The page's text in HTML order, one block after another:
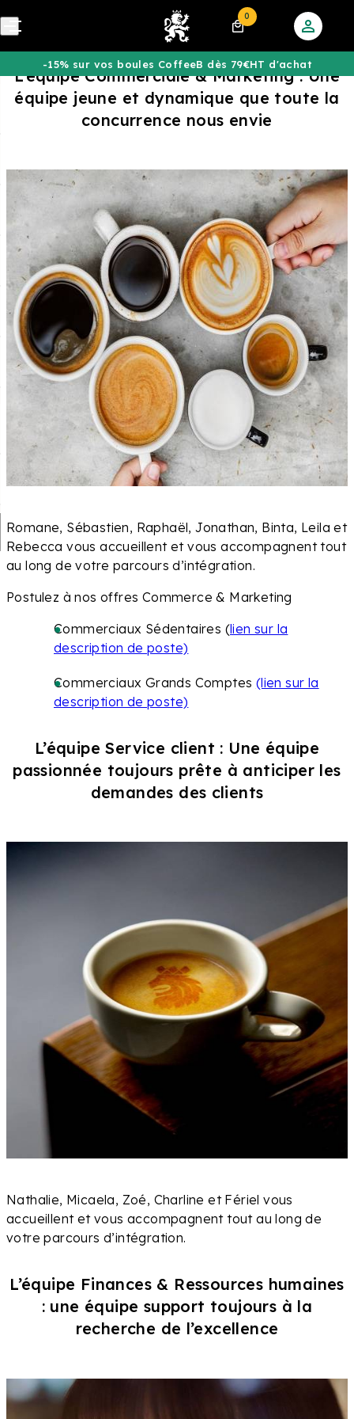
0
-15% sur vos boules CoffeeB dès 79€HT d'achat
L’équipe Commerciale & Marketing : Une
équipe jeune et dynamique que toute la
concurrence nous envie
Romane, Sébastien, Raphaël, Jonathan, Binta, Leila et
Rebecca vous accueillent et vous accompagnent tout
au long de votre parcours d’intégration.
Postulez à nos offres Commerce & Marketing
Commerciaux Sédentaires (lien sur la
description de poste)
Commerciaux Grands Comptes (lien sur la
description de poste)
L’équipe Service client : Une équipe
passionnée toujours prête à anticiper les
demandes des clients
Nathalie, Micaela, Zoé, Charline et Fériel vous
accueillent et vous accompagnent tout au long de
votre parcours d’intégration.
L’équipe Finances & Ressources humaines
: une équipe support toujours à la
recherche de l’excellence